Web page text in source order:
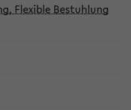
Flexible Bestuhlung